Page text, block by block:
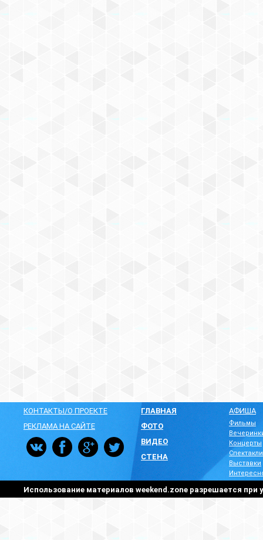
КОНТАКТЫ/О ПРОЕКТЕ
РЕКЛАМА НА САЙТЕ
ГЛАВНАЯ
ФОТО
ВИДЕО
СТЕНА
АФИША
Фильмы
Концерты
Спектакли
Выставки
Использование материалов weekend.zone разрешается